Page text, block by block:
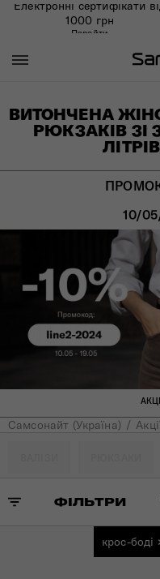
Електронні сертифікати
1000 грн
Перейти
ВИТОНЧЕНА
РЮКЗАКІВ ЗІ
10/
Самсонайт (Україна)
ФІЛЬТРИ
крос-боді